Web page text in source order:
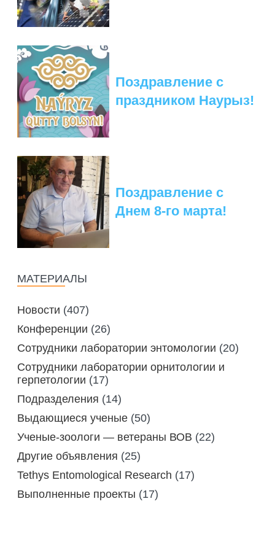
ОБОСНОВАНИЙ
СЕМИНАРОВ, ПОЛЕВЫХ ЭКСКУРСИЙ
ОРГАНИЗАЦИЯ ПОЛЕВЫХ ПРАКТИК,
СТАЖИРОВОК
СОВМЕСТНО С НАУЧНЫМ
ОБЩЕСТВОМ ТЕТИС
СЕЛЕВИНИЯ
SAIGA NEWS
Поздравление с
праздником Наурыз!
Поздравление с
Днем 8-го марта!
МАТЕРИАЛЫ
Новости (407)
Конференции (26)
Сотрудники лаборатории энтомологии (20)
Сотрудники лаборатории орнитологии и
герпетологии (17)
Подразделения (14)
Выдающиеся ученые (50)
Ученые-зоологи — ветераны ВОВ (22)
Другие объявления (25)
Tethys Entomological Research (17)
Выполненные проекты (17)